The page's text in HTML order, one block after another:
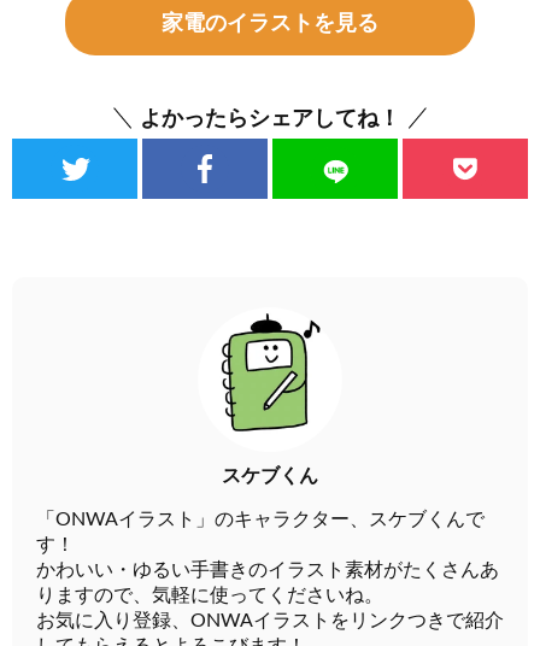
家電のイラストを見る
よかったらシェアしてね！
スケブくん
「ONWAイラスト」のキャラクター、スケブくんで
す！
かわいい・ゆるい手書きのイラスト素材がたくさんあ
りますので、気軽に使ってくださいね。
お気に入り登録、ONWAイラストをリンクつきで紹介